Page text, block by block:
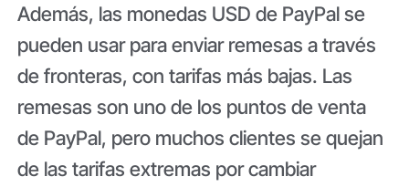
Además, las monedas USD de PayPal se
pueden usar para enviar remesas a través
de fronteras, con tarifas más bajas. Las
remesas son uno de los puntos de venta
de PayPal, pero muchos clientes se quejan
de las tarifas extremas por cambiar